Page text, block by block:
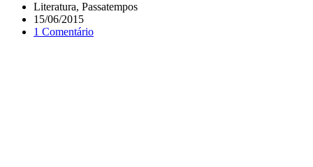
Literatura, Passatempos
15/06/2015
1 Comentário